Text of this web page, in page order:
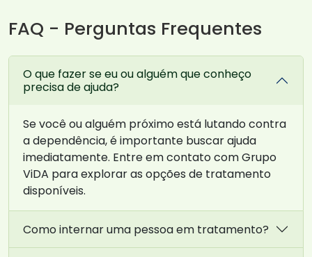
FAQ - Perguntas Frequentes
O que fazer se eu ou alguém que conheço
precisa de ajuda?
Se você ou alguém próximo está lutando contra
a dependência, é importante buscar ajuda
imediatamente. Entre em contato com Grupo
ViDA para explorar as opções de tratamento
disponíveis.
Como internar uma pessoa em tratamento?